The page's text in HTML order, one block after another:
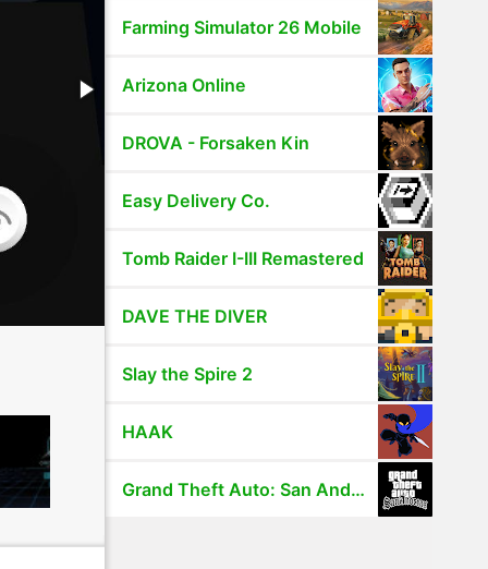
Farming Simulator 26 Mobile
Arizona Online
DROVA - Forsaken Kin
Easy Delivery Co.
Tomb Raider I-III Remastered
DAVE THE DIVER
Slay the Spire 2
HAAK
Grand Theft Auto: San Andreas